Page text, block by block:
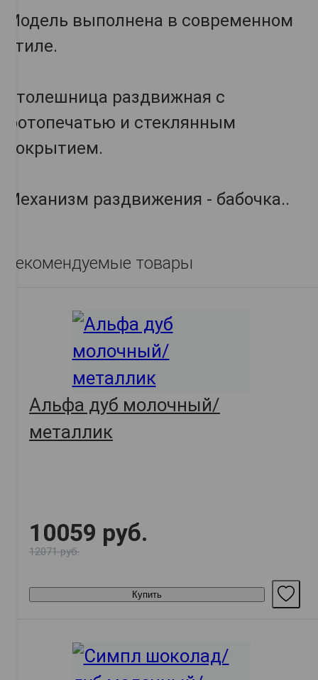
Модель выполнена в современном
стиле.
Столешница раздвижная с
фотопечатью и стеклянным
покрытием.
Механизм раздвижения - бабочка..
Рекомендуемые товары
Альфа дуб молочный/
металлик
10059 руб.
12071 руб.
Купить